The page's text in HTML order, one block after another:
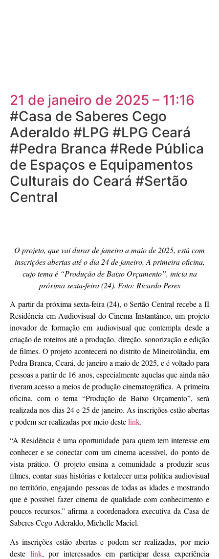
21 de janeiro de 2025 – 11:16
#Casa de Saberes Cego
Aderaldo #LPG #LPG Ceará
#Pedra Branca #Rede Pública
de Espaços e Equipamentos
Culturais do Ceará #Sertão
Central
O projeto, que vai durar de janeiro a maio de 2025, está com
inscrições abertas até o dia 24 de janeiro. A primeira oficina,
cujo tema é “Produção de Baixo Orçamento”, inicia na
próxima sexta-feira (24). Foto: Ricardo Peres
A partir da próxima sexta-feira (24), o Sertão Central recebe a II
Residência em Audiovisual do Cinema Instantâneo, um projeto
inovador de formação em audiovisual que contempla desde a
criação de roteiros até a produção, direção, sonorização e edição
de filmes. O projeto acontecerá no distrito de Mineirolândia, em
Pedra Branca, Ceará, de janeiro a maio de 2025, e é voltado para
pessoas a partir de 16 anos, especialmente aquelas que ainda não
tiveram acesso a meios de produção cinematográfica. A primeira
oficina, com o tema “Produção de Baixo Orçamento”, será
realizada nos dias 24 e 25 de janeiro. As inscrições estão abertas
e podem ser realizadas por meio destelink.
“A Residência é uma oportunidade para quem tem interesse em
conhecer e se conectar com um cinema acessível, do ponto de
vista prático. O projeto ensina a comunidade a produzir seus
filmes, contar suas histórias e fortalecer uma política audiovisual
no território, engajando pessoas de todas as idades e mostrando
que é possível fazer cinema de qualidade com conhecimento e
poucos recursos.” afirma a coordenadora executiva da Casa de
Saberes Cego Aderaldo, Michelle Maciel.
As inscrições estão abertas e podem ser realizadas, por meio
deste link, por interessados em participar dessa experiência